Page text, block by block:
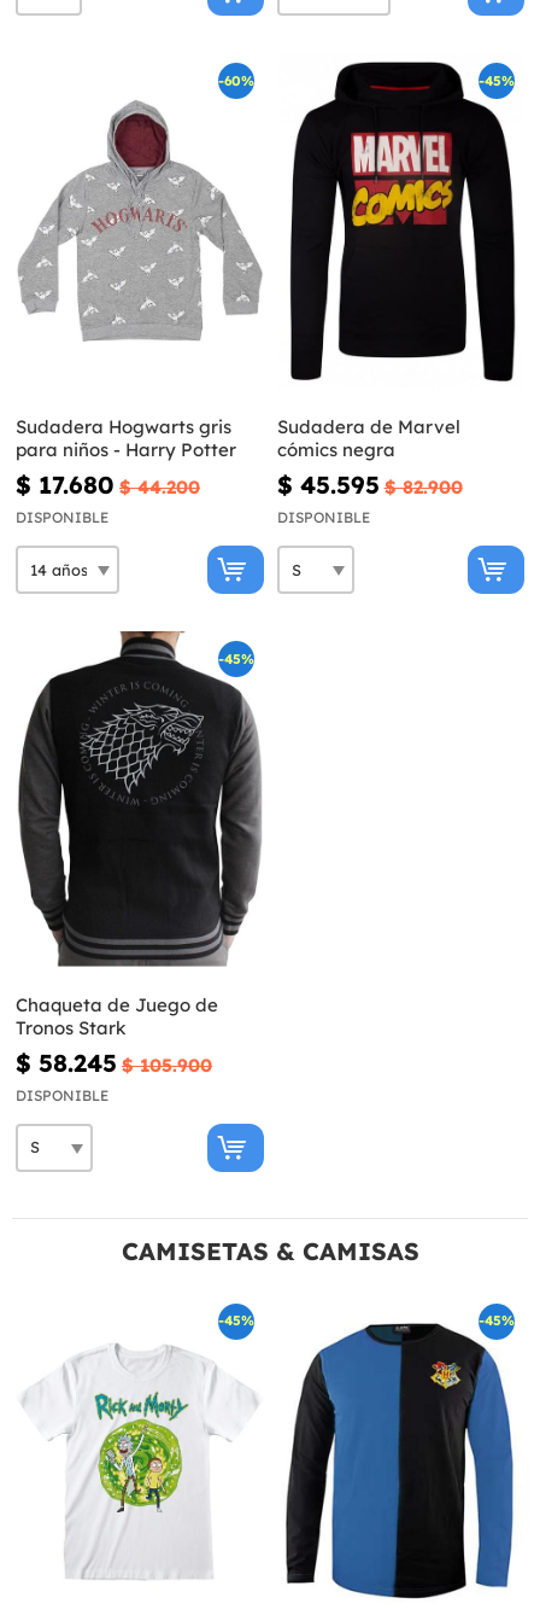
-60%
Sudadera Hogwarts gris
para niños - Harry Potter
$ 17.680 $ 44.200
DISPONIBLE
-45%
Sudadera de Marvel
cómics negra
$ 45.595 $ 82.900
DISPONIBLE
-45%
Chaqueta de Juego de
Tronos Stark
$ 58.245 $ 105.900
DISPONIBLE
CAMISETAS & CAMISAS
-45% -45%